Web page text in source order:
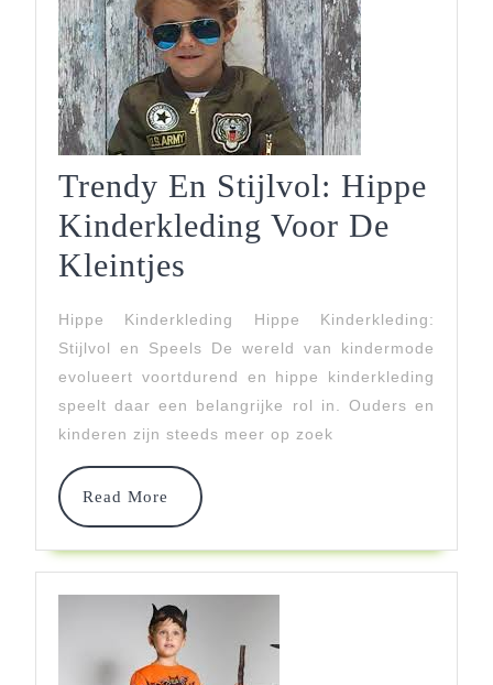
Trendy En Stijlvol: Hippe
Kinderkleding Voor De
Kleintjes
Stijlvol:
Hippe
Kinderkleding
Voor
De
Kleintjes
Hippe Kinderkleding Hippe Kinderkleding:
Stijlvol en Speels De wereld van kindermode
evolueert voortdurend en hippe kinderkleding
speelt daar een belangrijke rol in. Ouders en
kinderen zijn steeds meer op zoek
Read More
Read
More